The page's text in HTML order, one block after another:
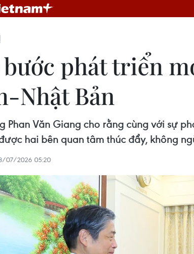
bước phát triển
Nhật Bản
Phan Văn Giang cho rằng cùng với sự
hai bên quan tâm thúc đẩy, không
07/2026 05:20